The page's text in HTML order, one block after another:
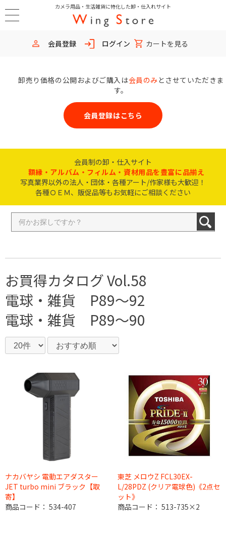
カメラ用品・生活雑貨に特化した卸・仕入れサイト
会員登録 ログイン カートを見る
卸売り価格の公開およびご購入は会員のみ とさせていただきま
す。
会員登録はこちら
会員制の卸・仕入サイト
額縁・アルバム・フィルム・資材用品を豊富に品揃え
写真業界以外の法人・団体・各種アート/作家様も大歓迎！
各種ＯＥＭ、販促品等もお気軽にご相談ください
お買得カタログ Vol.58
電球・雑貨 P89～92
電球・雑貨 P89～90
ナカバヤシ 電動エアダスター
JET turbo mini ブラック【取
寄】
商品コード： 534-407
東芝 メロウZ FCL30EX-
L/28PDZ (クリア電球色)《2点セ
ット》
商品コード： 513-735×2